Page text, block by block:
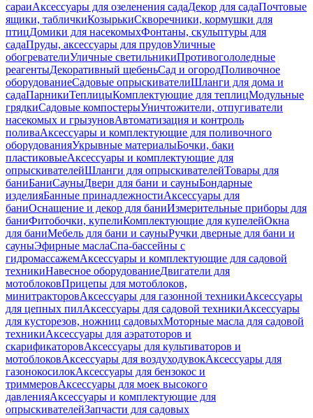
сараиАксессуары для озеленения садаДекор для садаПочтовые
ящики, табличкиКозырькиСкворечники, кормушки для
птицДомики для насекомыхФонтаны, скульптуры для
садаПруды, аксессуары для прудовУличные
обогревателиУличные светильникиПротивогололедные
реагентыДекоративный щебеньСад и огородПоливочное
оборудованиеСадовые опрыскивателиШланги для дома и
садаПарникиТеплицыКомплектующие для теплицМодульные
грядкиСадовые компостерыУничтожители, отпугиватели
насекомых и грызуновАвтоматизация и контроль
поливаАксессуары и комплектующие для поливочного
оборудованияУкрывные материалыБочки, баки
пластиковыеАксессуары и комплектующие для
опрыскивателейШланги для опрыскивателейТовары для
баниБаниСауныДвери для бани и сауныБондарные
изделияБанные принадлежностиАксессуары для
баниОснащение и декор для баниИзмерительные приборы для
баниФитобочки, купелиКомплектующие для купелейОкна
для баниМебель для бани и сауныРучки дверные для бани и
сауныЭфирные маслаСпа-бассейны с
гидромассажемАксессуары и комплектующие для садовой
техникиНавесное оборудованиеДвигатели для
мотоблоковПрицепы для мотоблоков,
минитракторовАксессуары для газонной техникиАксессуары
для цепных пилАксессуары для садовой техникиАксессуары
для кусторезов, ножниц садовыхМоторные масла для садовой
техникиАксессуары для аэратоторов и
скарификаторовАксессуары для культиваторов и
мотоблоковАксессуары для воздуходувокАксессуары для
газонокосилокАксессуары для бензокос и
триммеровАксессуары для моек высокого
давленияАксессуары и комплектующие для
опрыскивателейЗапчасти для садовых